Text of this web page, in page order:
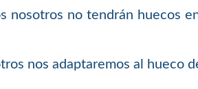
nosotros no tendrán huecos
nos adaptaremos al hueco